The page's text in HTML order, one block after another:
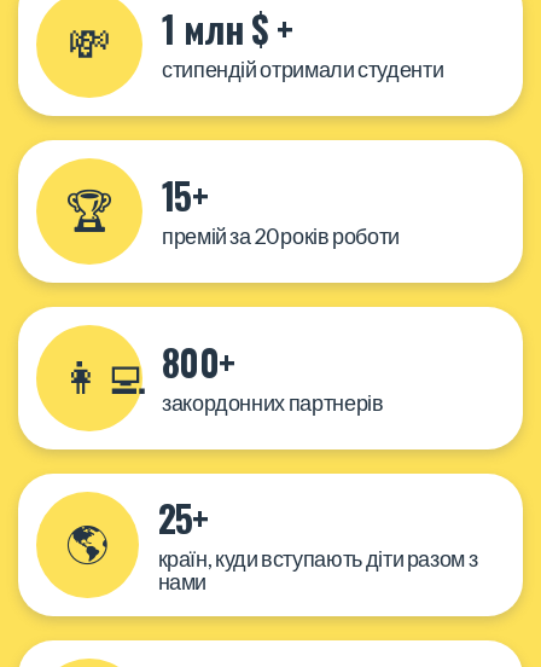
💸 1 млн $ +
стипендій отримали студенти
🏆 15+
премій за 20 років роботи
👩‍💻 800+
закордонних партнерів
🌎 25+
країн, куди вступають діти разом з
нами